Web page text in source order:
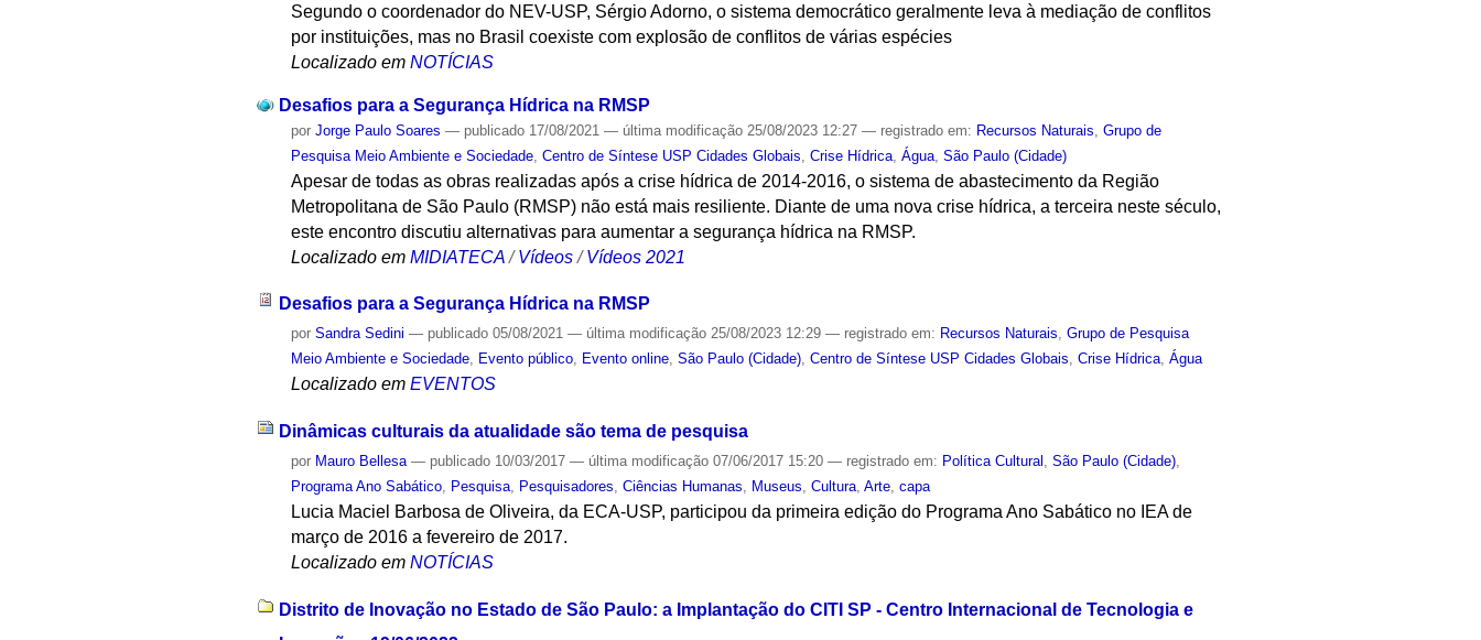
Segundo o coordenador do NEV-USP, Sérgio Adorno, o sistema democrático geralmente leva à mediação de conflitos
por instituições, mas no Brasil coexiste com explosão de conflitos de várias espécies
Localizado em NOTÍCIAS
Desafios para a Segurança Hídrica na RMSP
porJorge Paulo Soares — publicado 17/08/2021— última modificação 25/08/2023 12:27— registrado em: Recursos Naturais ,Grupo de
Pesquisa Meio Ambiente e Sociedade ,Centro de Síntese USP Cidades Globais ,Crise Hídrica ,Água ,São Paulo (Cidade)
Apesar de todas as obras realizadas após a crise hídrica de 2014-2016, o sistema de abastecimento da Região
Metropolitana de São Paulo (RMSP) não está mais resiliente. Diante de uma nova crise hídrica, a terceira neste século,
este encontro discutiu alternativas para aumentar a segurança hídrica na RMSP.
Localizado em MIDIATECA /Vídeos /Vídeos 2021
Desafios para a Segurança Hídrica na RMSP
porSandra Sedini — publicado 05/08/2021— última modificação 25/08/2023 12:29— registrado em: Recursos Naturais,Grupo de Pesquisa
Meio Ambiente e Sociedade, Evento público, Evento online,São Paulo (Cidade),Centro de Síntese USP Cidades Globais,Crise Hídrica,Água
Localizado em EVENTOS
Dinâmicas culturais da atualidade são tema de pesquisa
por Mauro Bellesa — publicado 10/03/2017— última modificação 07/06/2017 15:20— registrado em: Política Cultural ,São Paulo (Cidade),
Programa Ano Sabático, Pesquisa, Pesquisadores,Ciências Humanas, Museus,Cultura,Arte,capa
Lucia Maciel Barbosa de Oliveira, da ECA-USP, participou da primeira edição do Programa Ano Sabático no IEA de
março de 2016 a fevereiro de 2017.
Localizado em NOTÍCIAS
Distrito de Inovação no Estado de São Paulo: a Implantação do CITI SP - Centro Internacional de Tecnologia e